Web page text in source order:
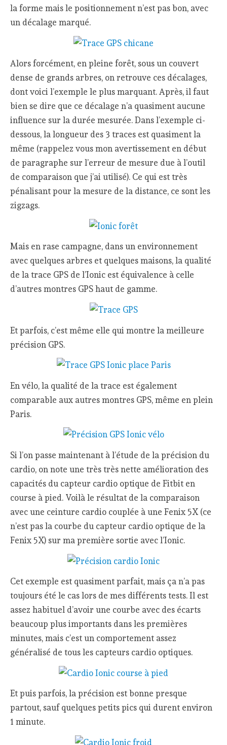
la forme mais le positionnement n’est pas bon, avec
un décalage marqué.
Alors forcément, en pleine forêt, sous un couvert
dense de grands arbres, on retrouve ces décalages,
dont voici l’exemple le plus marquant. Après, il faut
bien se dire que ce décalage n’a quasiment aucune
influence sur la durée mesurée. Dans l’exemple ci-
dessous, la longueur des 3 traces est quasiment la
même (rappelez vous mon avertissement en début
de paragraphe sur l’erreur de mesure due à l’outil
de comparaison que j’ai utilisé). Ce qui est très
pénalisant pour la mesure de la distance, ce sont les
zigzags.
Mais en rase campagne, dans un environnement
avec quelques arbres et quelques maisons, la qualité
de la trace GPS de l’Ionic est équivalence à celle
d’autres montres GPS haut de gamme.
Et parfois, c’est même elle qui montre la meilleure
précision GPS.
En vélo, la qualité de la trace est également
comparable aux autres montres GPS, même en plein
Paris.
Si l’on passe maintenant à l’étude de la précision du
cardio, on note une très très nette amélioration des
capacités du capteur cardio optique de Fitbit en
course à pied. Voilà le résultat de la comparaison
avec une ceinture cardio couplée à une Fenix 5X (ce
n’est pas la courbe du capteur cardio optique de la
Fenix 5X) sur ma première sortie avec l’Ionic.
Cet exemple est quasiment parfait, mais ça n’a pas
toujours été le cas lors de mes différents tests. Il est
assez habituel d’avoir une courbe avec des écarts
beaucoup plus importants dans les premières
minutes, mais c’est un comportement assez
généralisé de tous les capteurs cardio optiques.
Et puis parfois, la précision est bonne presque
partout, sauf quelques petits pics qui durent environ
1 minute.